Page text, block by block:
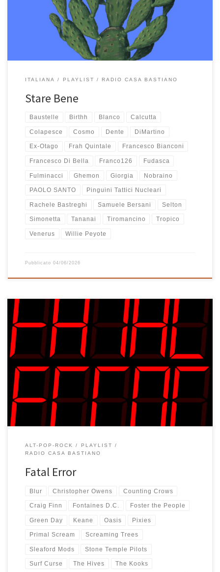
erano lì da tanto che aspettavano il loro momento, altre fresche
fresche non hanno avuto nemmeno il […]
ITALIANA PLAYLIST RADIO CASA BASTIANO
Stare Bene
Baustelle Birthh Blanco Calcutta
Colapesce Cosmo Dente DiMartino
Ex-Otago Frah Quintale Francesco Bianconi
Francesco Di Bella Franco126 Fudasca
Fulminacci Ghemon Giorgia Nobraino
PAOLO SANTO Pinguini Tattici Nucleari
Rachele Bastreghi Samuele Bersani Selton
Simonetta Tananai Tiromancino Tropico
Venerus Willie Peyote
Pubblicato 04/06/2026
E’ stato proprio un errore fatale aver tralasciato per un po’ di
tempo il buon rock! E allora via con chitarra, basso e batteria a
conosciute da classifica e brani indie e alternativi. Non c’è niente
da fare, ho […]
ALT-POP-ROCK
PLAYLIST
RADIO CASA BASTIANO
Fatal Error
Blur Christopher Owens Counting Crows
Craig Finn Fontaines D.C. Foster the People
Green Day Keane Oasis Pixies
Primal Scream Screaming Trees
Sleaford Mods Stone Temple Pilots
Surf Curse The Hives The Kooks